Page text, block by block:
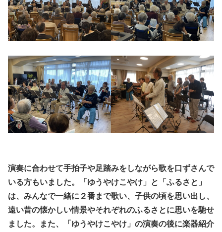
演奏に合わせて手拍子や足踏みをしながら歌を口ずさんで
いる方もいました。「ゆうやけこやけ」と「ふるさと」
は、みんなで一緒に２番まで歌い、子供の頃を思い出し、
遠い昔の懐かしい情景やそれぞれのふるさとに思いを馳せ
ました。また、「ゆうやけこやけ」の演奏の後に楽器紹介